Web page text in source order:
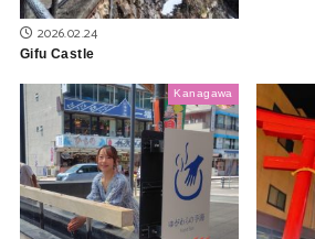
2026.02.24
Gifu Castle
Kanagawa